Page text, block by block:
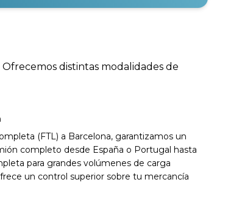
distintas modalidades de
(FTL) a Barcelona, garantizamos un
completo desde España o Portugal hasta
para grandes volúmenes de carga
un control superior sobre tu mercancía